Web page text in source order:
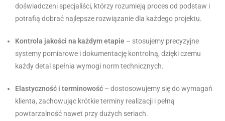
doświadczeni specjaliści, którzy rozumieją proces od podstaw i
potrafią dobrać najlepsze rozwiązanie dla każdego projektu.
Kontrola jakości na każdym etapie – stosujemy precyzyjne
systemy pomiarowe i dokumentację kontrolną, dzięki czemu
każdy detal spełnia wymogi norm technicznych.
Elastyczność i terminowość – dostosowujemy się do wymagań
klienta, zachowując krótkie terminy realizacji i pełną
powtarzalność nawet przy dużych seriach.